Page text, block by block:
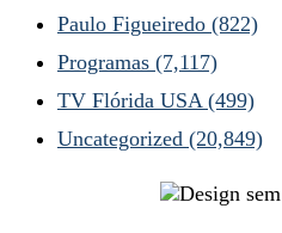
Paulo Figueiredo (822)
Programas (7,117)
TV Flórida USA (499)
Uncategorized (20,849)